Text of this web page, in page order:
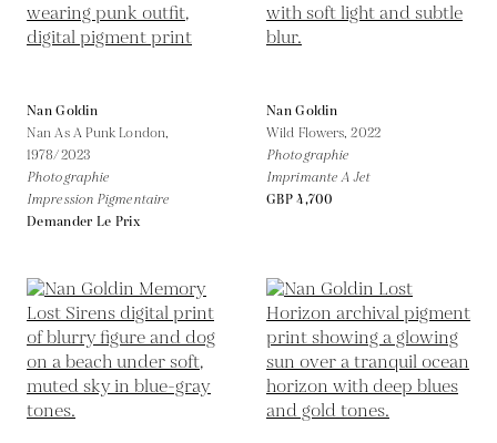
Nan Goldin
Nan As A Punk London,
1978/2023
Photographie
Impression Pigmentaire
Demander Le Prix
Nan Goldin
Wild Flowers,2022
Photographie
Imprimante A Jet
GBP 4,700